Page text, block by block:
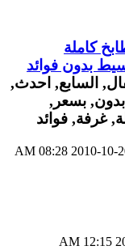
كاملة
بدون فوائد
08:28 AM
12:15 AM